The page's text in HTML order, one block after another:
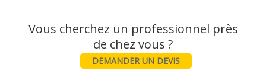
Vous cherchez un professionnel près
DEMANDER UN DEVIS